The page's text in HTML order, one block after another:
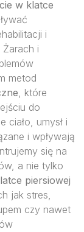
w klatce
i
Żarach i
metod
, które
do
ciało, umysł i
i wpływają
się na
a nie tylko
piersiowej
jak stres,
czy nawet